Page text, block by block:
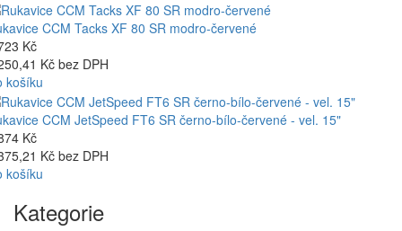
CCM Tacks XF 80 SR modro-červené
Kč
Kč bez DPH
košíku
CCM JetSpeed FT6 SR černo-bílo-červené - vel. 15"
Kč
Kč bez DPH
košíku
Kategorie